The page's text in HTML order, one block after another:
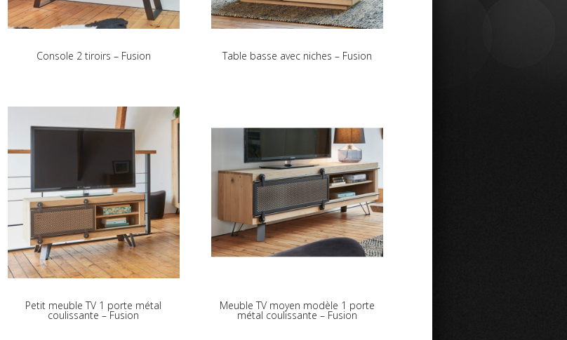
Console 2 tiroirs – Fusion Table basse avec niches – Fusion
Petit meuble TV 1 porte métal
coulissante – Fusion
Meuble TV moyen modèle 1 porte
métal coulissante – Fusion